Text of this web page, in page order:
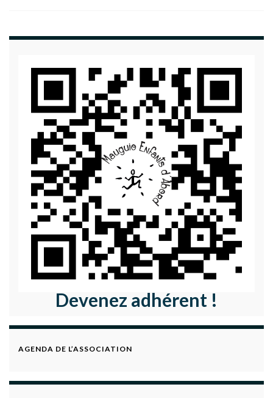
Devenez adhérent !
AGENDA DE L’ASSOCIATION